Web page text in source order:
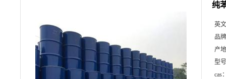
纯
英
品
产
型
cas